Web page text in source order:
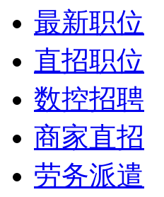
最新职位
直招职位
数控招聘
商家直招
劳务派遣